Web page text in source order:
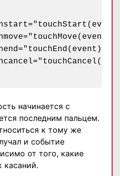
начинается с
последним пальцем.
к тому же
и событие
от того, какие
касаний.